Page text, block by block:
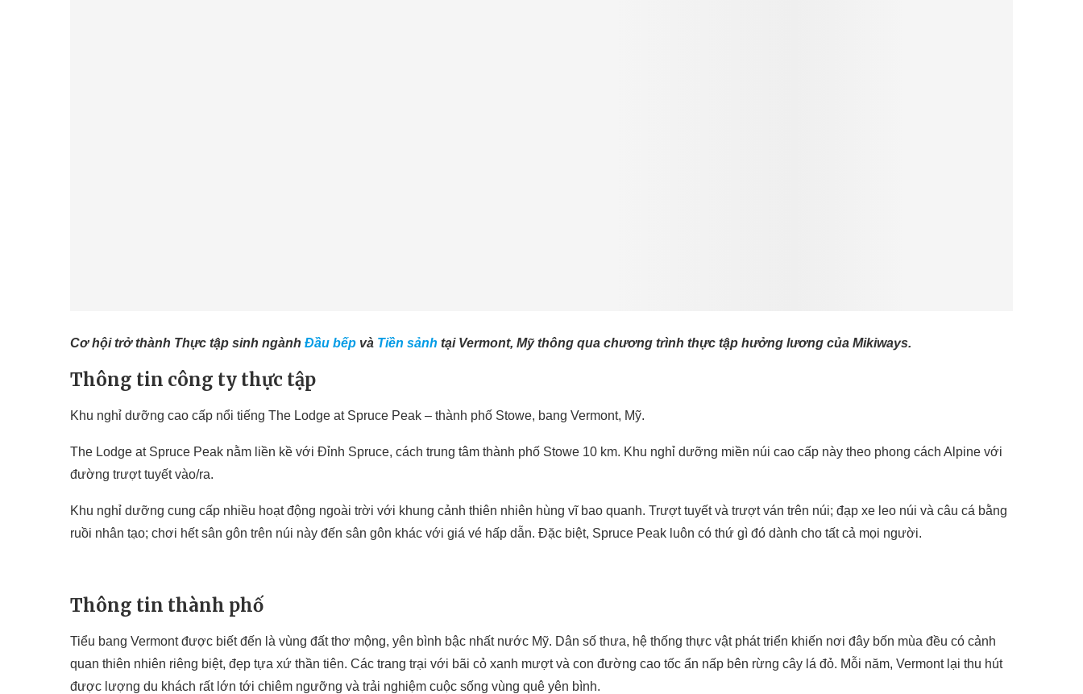
Cơ hội trở thành Thực tập sinh ngành Đầu bếp và Tiền sảnh tại Vermont, Mỹ thông qua chương trình thực tập hưởng lương của Mikiways.
Thông tin công ty thực tập
Khu nghỉ dưỡng cao cấp nổi tiếng The Lodge at Spruce Peak – thành phố Stowe, bang Vermont, Mỹ.
The Lodge at Spruce Peak nằm liền kề với Đỉnh Spruce, cách trung tâm thành phố Stowe 10 km. Khu nghỉ dưỡng miền núi cao cấp này theo phong cách Alpine với
đường trượt tuyết vào/ra.
Khu nghỉ dưỡng cung cấp nhiều hoạt động ngoài trời với khung cảnh thiên nhiên hùng vĩ bao quanh. Trượt tuyết và trượt ván trên núi; đạp xe leo núi và câu cá bằng
ruồi nhân tạo; chơi hết sân gôn trên núi này đến sân gôn khác với giá vé hấp dẫn. Đặc biệt, Spruce Peak luôn có thứ gì đó dành cho tất cả mọi người.
Thông tin thành phố
Tiểu bang Vermont được biết đến là vùng đất thơ mộng, yên bình bậc nhất nước Mỹ. Dân số thưa, hệ thống thực vật phát triển khiến nơi đây bốn mùa đều có cảnh
quan thiên nhiên riêng biệt, đẹp tựa xứ thần tiên. Các trang trại với bãi cỏ xanh mượt và con đường cao tốc ẩn nấp bên rừng cây lá đỏ. Mỗi năm, Vermont lại thu hút
được lượng du khách rất lớn tới chiêm ngưỡng và trải nghiệm cuộc sống vùng quê yên bình.